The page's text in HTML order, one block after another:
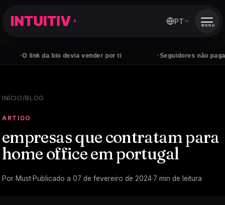
da bio devia vender por ti Seguidores não pagam
PT MENU
INÍCIO/BLOG
ARTIGO
empresas que contratam para
home office em portugal
Por Must·Publicado a 07 de fevereiro de 2024·7 min de leitura